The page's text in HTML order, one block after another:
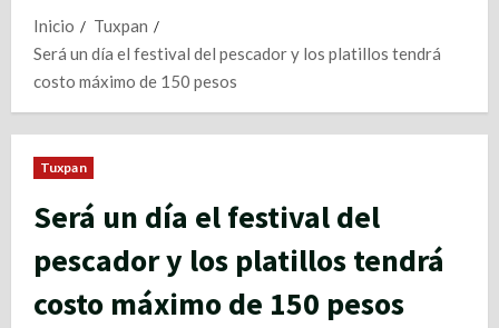
Inicio
Tuxpan
Será un día el festival del pescador y los platillos tendrá
costo máximo de 150 pesos
Tuxpan
Será un día el festival del
pescador y los platillos tendrá
costo máximo de 150 pesos